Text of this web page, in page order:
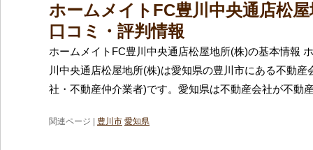
ホームメイトFC豊川中央通店松
口コミ・評判情報
ホームメイトFC豊川中央通店松屋地所(株)の基本情報
川中央通店松屋地所(株)は愛知県の豊川市にある不動産
社・不動産仲介業者)です。愛知県は不動産会社が不動
関連ページ | 豊川市 愛知県